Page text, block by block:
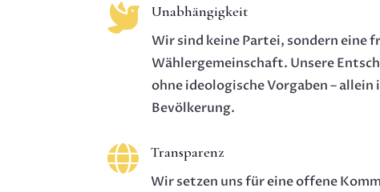

Unabhängigkeit
Wir sind keine Partei, sondern eine
Wählergemeinschaft. Unsere
ohne ideologische Vorgaben – allein
Bevölkerung.

Transparenz
Wir setzen uns für eine offene